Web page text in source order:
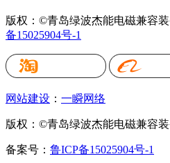
版权：©青岛绿波杰能电磁兼容装
备15025904号-1
网站建设 ： 一瞬网络
版权：©青岛绿波杰能电磁兼容装
备案号： 鲁ICP备15025904号-1